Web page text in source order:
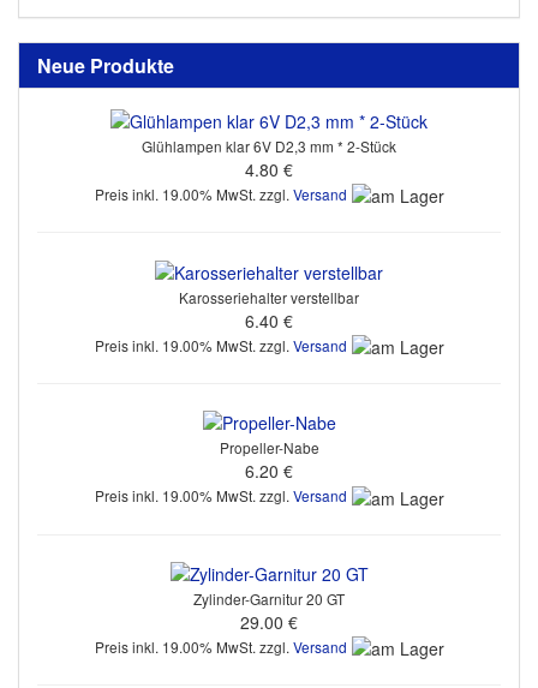
Neue Produkte
Glühlampen klar 6V D2,3 mm * 2-Stück
4.80 €
Preis inkl. 19.00% MwSt. zzgl. Versand
Karosseriehalter verstellbar
6.40 €
Preis inkl. 19.00% MwSt. zzgl. Versand
Propeller-Nabe
6.20 €
Preis inkl. 19.00% MwSt. zzgl. Versand
Zylinder-Garnitur 20 GT
29.00 €
Preis inkl. 19.00% MwSt. zzgl. Versand